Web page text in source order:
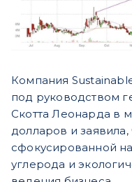
Компания
под руководством
Скотта Леонарда в
долларов и заявила,
сфокусированной
углерода и